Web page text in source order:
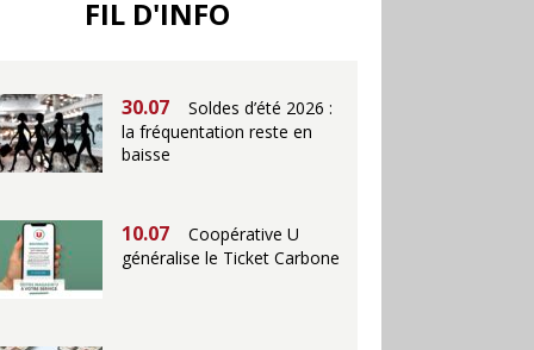
FIL D'INFO
magasin à La Défense
30.07
Soldes d’été 2026 :
la fréquentation reste en
baisse
10.07
Coopérative U
généralise le Ticket Carbone